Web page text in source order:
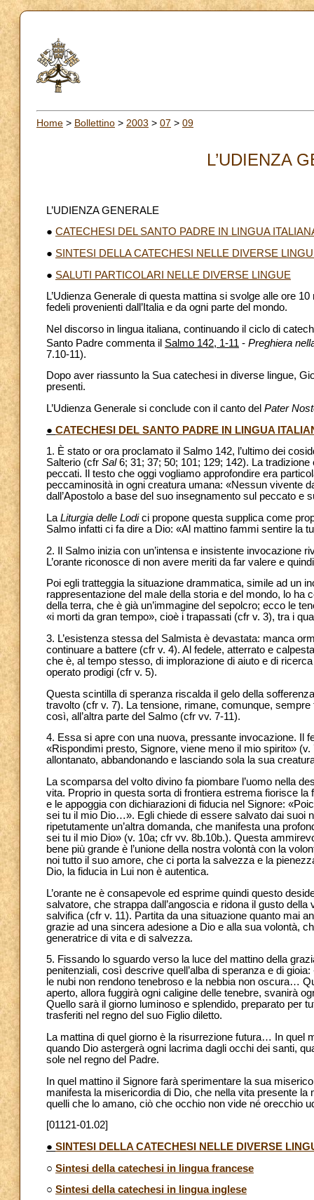
Home > Bollettino > 2003 > 07 > 09
L’UDIENZA
L’UDIENZA GENERALE
● CATECHESI DEL SANTO PADRE IN LINGUA
● SINTESI DELLA CATECHESI NELLE DIVERSE
● SALUTI PARTICOLARI NELLE DIVERSE LINGUE
L’Udienza Generale di questa mattina si svolge alle ore
fedeli provenienti dall’Italia e da ogni parte del mondo.
Nel discorso in lingua italiana, continuando il ciclo di
Santo Padre commenta il Salmo 142, 1-11 - Preghiera
7.10-11).
Dopo aver riassunto la Sua catechesi in diverse lingue,
presenti.
L’Udienza Generale si conclude con il canto del Pater
● CATECHESI DEL SANTO PADRE IN LINGUA
1. È stato or ora proclamato il Salmo 142, l’ultimo dei
Salterio (cfr Sal6; 31; 37; 50; 101; 129; 142). La
peccati. Il testo che oggi vogliamo approfondire era
peccaminosità in ogni creatura umana: «Nessun vivente
dall’Apostolo a base del suo insegnamento sul peccato e
La Liturgia delle Lodici propone questa supplica come
Salmo infatti ci fa dire a Dio: «Al mattino fammi sentire la
2. Il Salmo inizia con un’intensa e insistente invocazione
L’orante riconosce di non avere meriti da far valere e
Poi egli tratteggia la situazione drammatica, simile ad un
rappresentazione del male della storia e del mondo, lo ha
della terra, che è già un’immagine del sepolcro; ecco le
«i morti da gran tempo», cioè i trapassati (cfr v. 3), tra i
3. L’esistenza stessa del Salmista è devastata: manca
continuare a battere (cfr v. 4). Al fedele, atterrato e
che è, al tempo stesso, di implorazione di aiuto e di
operato prodigi (cfr v. 5).
Questa scintilla di speranza riscalda il gelo della
travolto (cfr v. 7). La tensione, rimane, comunque,
così, all’altra parte del Salmo (cfr vv. 7-11).
4. Essa si apre con una nuova, pressante invocazione. Il
«Rispondimi presto, Signore, viene meno il mio spirito»
allontanato, abbandonando e lasciando sola la sua
La scomparsa del volto divino fa piombare l’uomo nella
vita. Proprio in questa sorta di frontiera estrema fiorisce la
e le appoggia con dichiarazioni di fiducia nel Signore:
sei tu il mio Dio…». Egli chiede di essere salvato dai suoi
ripetutamente un’altra domanda, che manifesta una
sei tu il mio Dio» (v. 10a; cfr vv. 8b.10b.). Questa
bene più grande è l’unione della nostra volontà con la
noi tutto il suo amore, che ci porta la salvezza e la
Dio, la fiducia in Lui non è autentica.
L’orante ne è consapevole ed esprime quindi questo
salvatore, che strappa dall’angoscia e ridona il gusto
salvifica (cfr v. 11). Partita da una situazione quanto mai
grazie ad una sincera adesione a Dio e alla sua volontà,
generatrice di vita e di salvezza.
5. Fissando lo sguardo verso la luce del mattino della
penitenziali, così descrive quell’alba di speranza e di
le nubi non rendono tenebroso e la nebbia non oscura…
aperto, allora fuggirà ogni caligine delle tenebre, svanirà
Quello sarà il giorno luminoso e splendido, preparato per
trasferiti nel regno del suo Figlio diletto.
La mattina di quel giorno è la risurrezione futura… In quel
quando Dio astergerà ogni lacrima dagli occhi dei santi,
sole nel regno del Padre.
In quel mattino il Signore farà sperimentare la sua
manifesta la misericordia di Dio, che nella vita presente
quelli che lo amano, ciò che occhio non vide né orecchio
[01121-01.02]
● SINTESI DELLA CATECHESI NELLE DIVERSE
○ Sintesi della catechesi in lingua francese
○ Sintesi della catechesi in lingua inglese